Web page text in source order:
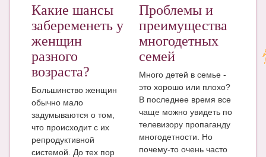
Имена. Святцы
Энциклопедия беременных
Мамина энциклопедия
СЕРВИСЫ И ПРИЛОЖЕНИЯ
Сервис. Оценка роста и веса ребенка
Приложения для Android
Полезные ссылки
Какие шансы
забеременеть у
женщин
разного
возраста?
Большинство женщин
обычно мало
задумываются о том,
что происходит с их
репродуктивной
системой. До тех пор
Проблемы и
преимущества
многодетных
семей
Много детей в семье -
это хорошо или плохо?
В последнее время все
чаще можно увидеть по
телевизору пропаганду
многодетности. Но
почему-то очень часто